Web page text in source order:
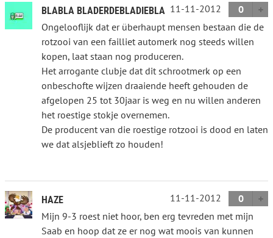
BLABLA BLADERDEBLADIEBLA 11-11-2012
0
Ongelooflijk dat er überhaupt mensen bestaan die de
rotzooi van een failliet automerk nog steeds willen
kopen, laat staan nog produceren.
Het arrogante clubje dat dit schrootmerk op een
onbeschofte wijzen draaiende heeft gehouden de
afgelopen 25 tot 30jaar is weg en nu willen anderen
het roestige stokje overnemen.
De producent van die roestige rotzooi is dood en laten
we dat alsjeblieft zo houden!
HAZE 11-11-2012
0
Mijn 9-3 roest niet hoor, ben erg tevreden met mijn
Saab en hoop dat ze er nog wat moois van kunnen